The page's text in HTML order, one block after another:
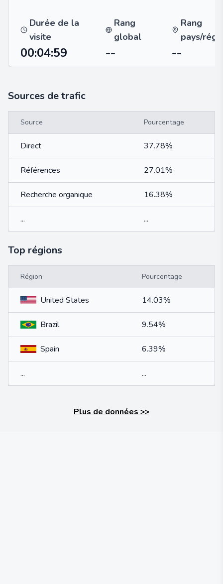
Durée de la
visite
Rang
global
Rang
pays/
00:04:59 -- --
Sources de trafic
Source Pourcentage
Direct 37.78%
Références 27.01%
Recherche organique 16.38%
... ...
Top régions
Région Pourcentage
United States 14.03%
Brazil 9.54%
Spain 6.39%
... ...
Plus de données >>